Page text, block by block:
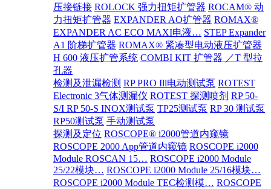
压接链接 ROLOCK 强力扭矩扩管器 ROCAM® 动
力扭矩扩管器 EXPANDER AO扩管器 ROMAX®
EXPANDER AC ECO MAXI电液… STEP Expander
A1 阶梯扩管器 ROMAX® 紧凑型电动液压扩管器
H 600 液压扩管系统 COMBI KIT 扩管器 ／T 型拉
孔器
检测及泄漏检测 RP PRO Ill电动测试泵 ROTEST
Electronic 3气体测漏仪 ROTEST 探测喷剂 RP 50-
S/I RP 50-S INOX测试泵 TP25测试泵 RP 30 测试泵
RP50测试泵 手动测试泵
探测及定位 ROSCOPE® i2000管道内窥镜
ROSCOPE 2000 App管道内窥镜 ROSCOPE i2000
Module ROSCAN 15… ROSCOPE i2000 Module
25/22模块… ROSCOPE i2000 Module 25/16模块…
ROSCOPE i2000 Module TEC检测模… ROSCOPE